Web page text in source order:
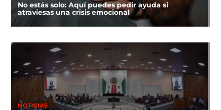
No estás solo: Aquí puedes pedir ayuda si
atraviesas una crisis emocional
NOTICIAS